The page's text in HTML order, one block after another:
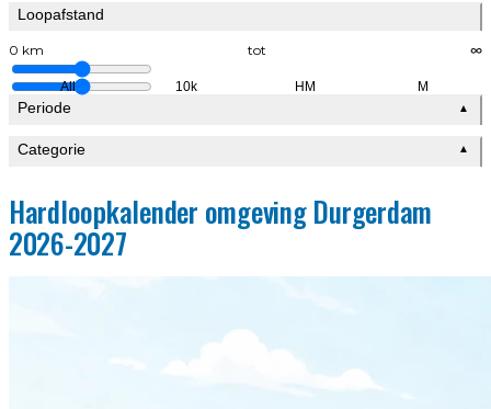
Loopafstand
0 km tot ∞
All 10k HM M
Periode ▲
Categorie ▲
Hardloopkalender omgeving Durgerdam
2026-2027